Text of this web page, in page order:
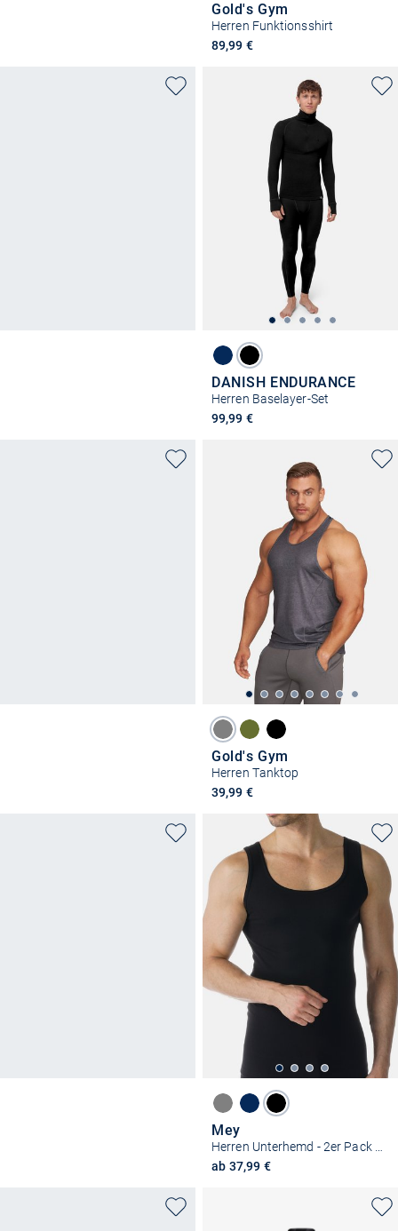
Gold's Gym
Herren Funktionsshirt
89,99 €
DANISH ENDURANCE
Herren Baselayer-Set
99,99 €
Gold's Gym
Herren Tanktop
39,99 €
Mey
Herren Unterhemd - 2er Pack Casual Cotton
ab 37,99 €